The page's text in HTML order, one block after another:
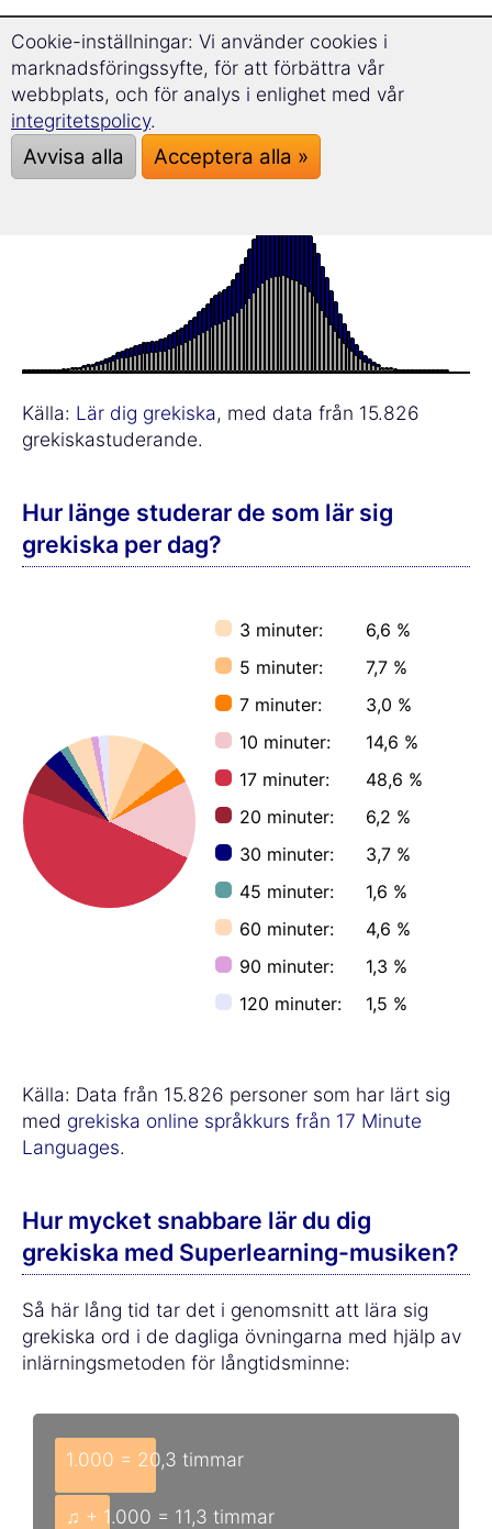
Hur gamla är de som lär sig grekiska?
Mobil (iOS, Android)
PC (Windows, Mac, Linux)
Källa: Lär dig grekiska, med data från 15.826
grekiskastuderande.
Hur länge studerar de som lär sig
grekiska per dag?
3 minuter:
6,6 %
5 minuter:
7,7 %
7 minuter:
3,0 %
10 minuter:
14,6 %
17 minuter:
48,6 %
20 minuter:
6,2 %
30 minuter:
3,7 %
45 minuter:
1,6 %
60 minuter:
4,6 %
90 minuter:
1,3 %
120 minuter:
1,5 %
Källa: Data från 15.826 personer som har lärt sig
med grekiska online språkkurs från 17 Minute
Languages.
Hur mycket snabbare lär du dig
grekiska med Superlearning-musiken?
Så här lång tid tar det i genomsnitt att lära sig
grekiska ord i de dagliga övningarna med hjälp av
inlärningsmetoden för långtidsminne:
1.000 = 20,3 timmar
♫ + 1.000 = 11,3 timmar
Cookie-inställningar: Vi använder cookies i
marknadsföringssyfte, för att förbättra vår
webbplats, och för analys i enlighet med vår
integritetspolicy.
Avvisa alla Acceptera alla »